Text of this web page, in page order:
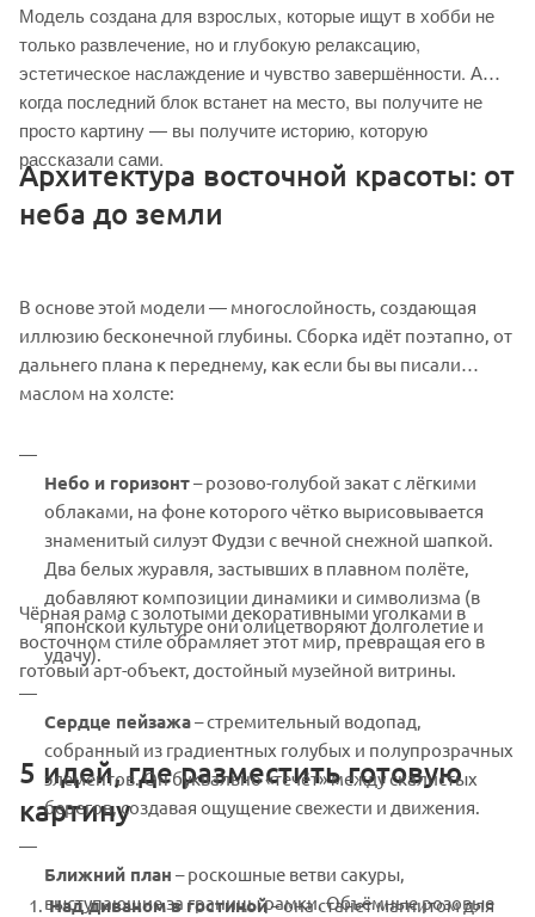
Модель создана для взрослых, которые ищут в хобби не
только развлечение, но и глубокую релаксацию,
эстетическое наслаждение и чувство завершённости. А
когда последний блок встанет на место, вы получите не
просто картину — вы получите историю, которую
рассказали сами.
Архитектура восточной красоты: от
неба до земли
В основе этой модели — многослойность, создающая
иллюзию бесконечной глубины. Сборка идёт поэтапно, от
дальнего плана к переднему, как если бы вы писали
маслом на холсте:
Небо и горизонт– розово-голубой закат с лёгкими
облаками, на фоне которого чётко вырисовывается
знаменитый силуэт Фудзи с вечной снежной шапкой.
Два белых журавля, застывших в плавном полёте,
добавляют композиции динамики и символизма (в
японской культуре они олицетворяют долголетие и
удачу).
Сердце пейзажа– стремительный водопад,
собранный из градиентных голубых и полупрозрачных
элементов. Он буквально «течёт» между скалистых
берегов, создавая ощущение свежести и движения.
Ближний план – роскошные ветви сакуры,
выступающие за границы рамки. Объёмные розовые
Чёрная рама с золотыми декоративными уголками в
восточном стиле обрамляет этот мир, превращая его в
готовый арт-объект, достойный музейной витрины.
5 идей, где разместить готовую
картину
Над диваном в гостиной– она станет магнитом для